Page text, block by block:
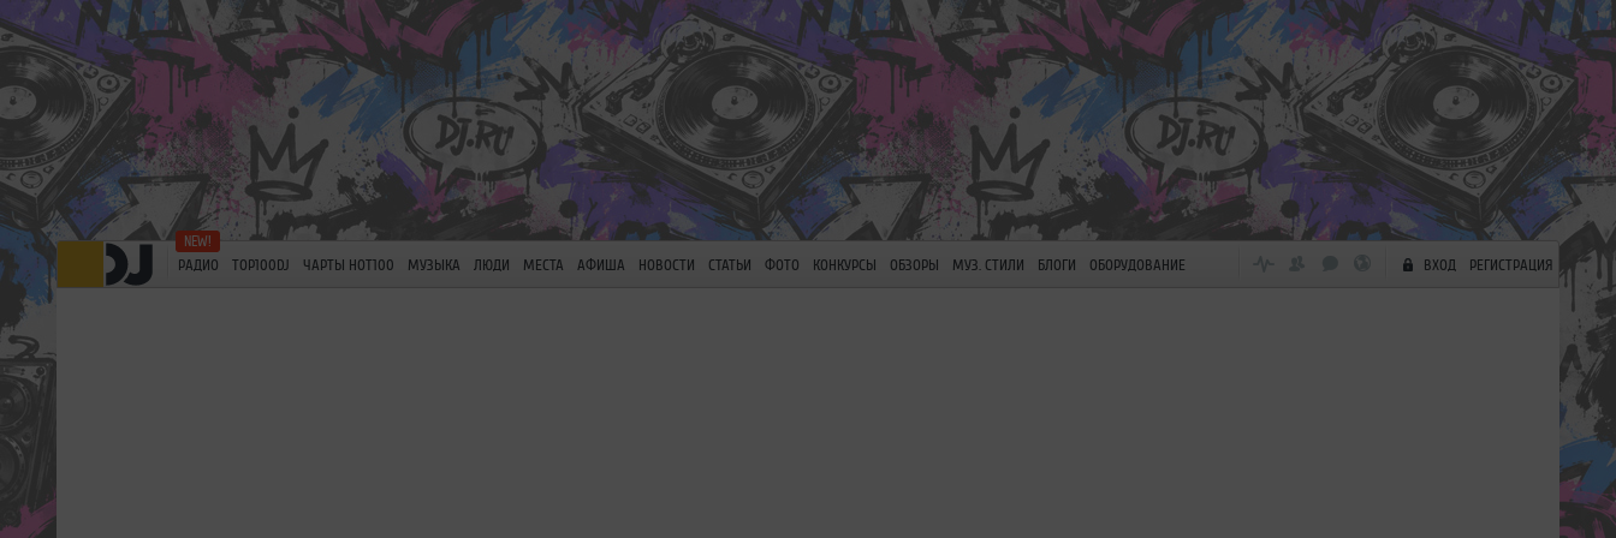
РАДИО TOP100DJ ЧАРТЫ HOT100 МУЗЫКА ЛЮДИ МЕСТА АФИША НОВОСТИ СТАТЬИ ФОТО КОНКУРСЫ ОБЗОРЫ МУЗ. СТИЛИ БЛОГИ ОБОРУДОВАНИЕ ВХОД РЕГИСТРАЦИЯ